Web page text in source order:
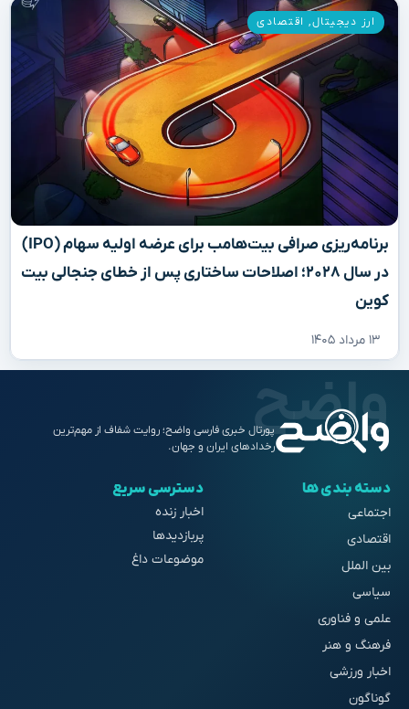
برنامه‌ریزی صرافی بیت‌هامب برای عرضه اولیه سهام (IPO)
در سال ۲۰۲۸؛ اصلاحات ساختاری پس از خطای جنجالی بیت
کوین
۱۳ مرداد ۱۴۰۵
ارز دیجیتال, اقتصادی
پورتال خبری فارسی واضح؛ روایت شفاف از مهم‌ترین
رخدادهای ایران و جهان.
دسته بندی ها
اجتماعی
اقتصادی
بین الملل
سیاسی
علمی و فناوری
فرهنگ و هنر
اخبار ورزشی
گوناگون
دسترسی سریع
اخبار زنده
پربازدیدها
موضوعات داغ